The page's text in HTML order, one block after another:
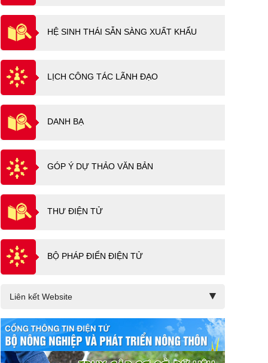
HỆ SINH THÁI SẴN SÀNG XUẤT KHẨU
LỊCH CÔNG TÁC LÃNH ĐẠO
DANH BẠ
GÓP Ý DỰ THẢO VĂN BẢN
THƯ ĐIỆN TỬ
BỘ PHÁP ĐIỂN ĐIỆN TỬ